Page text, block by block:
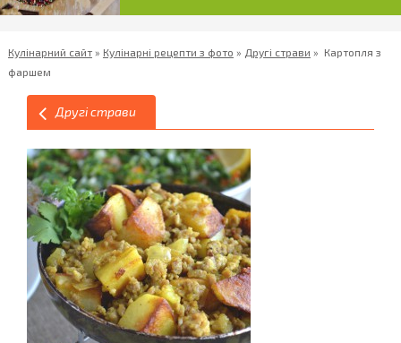
Кулінарний сайт» Кулінарні рецепти з фото » Другі страви » Картопля з
фаршем
Другі страви